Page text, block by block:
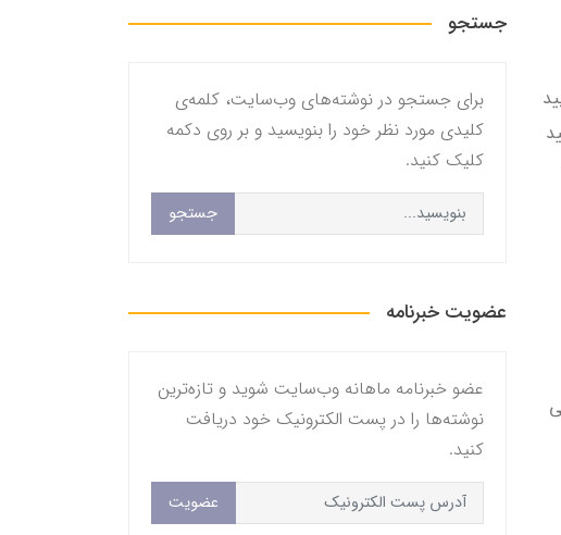
جستجو
برای جستجو در نوشته‌های وب‌سایت، کلمه‌ی
کلیدی مورد نظر خود را بنویسید و بر روی دکمه
کلیک کنید.
جستجو
عضویت خبرنامه
عضو خبرنامه ماهانه وب‌سایت شوید و تازه‌ترین
نوشته‌ها را در پست الکترونیک خود دریافت
کنید.
عضویت